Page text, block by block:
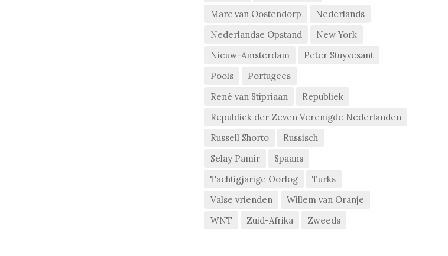
Marc van Oostendorp
Nederlands
Nederlandse Opstand
New York
Nieuw-Amsterdam
Peter Stuyvesant
Pools
Portugees
René van Stipriaan
Republiek
Republiek der Zeven Verenigde Nederlanden
Russell Shorto
Russisch
Selay Pamir
Spaans
Tachtigjarige Oorlog
Turks
Valse vrienden
Willem van Oranje
WNT
Zuid-Afrika Zweeds